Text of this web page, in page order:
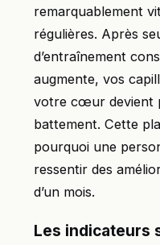
remarquablement
régulières. Après
d’entraînement
augmente, vos
votre cœur devient
battement. Cette
pourquoi une
ressentir des
d’un mois.
Les indicateurs